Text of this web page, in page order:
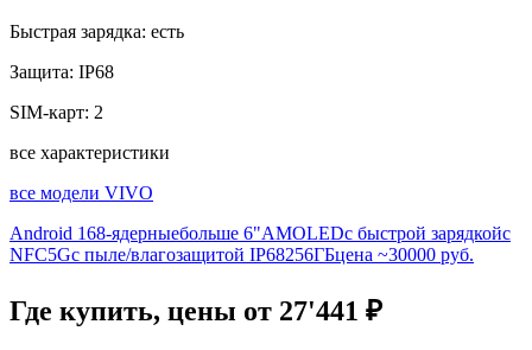
Быстрая зарядка: есть
Защита: IP68
SIM-карт: 2
все характеристики
все модели VIVO
Android 168-ядерныебольше 6"AMOLEDс быстрой зарядкойс
NFC5Gс пыле/влагозащитой IP68256ГБцена ~30000 руб.
Где купить, цены от 27'441 ₽